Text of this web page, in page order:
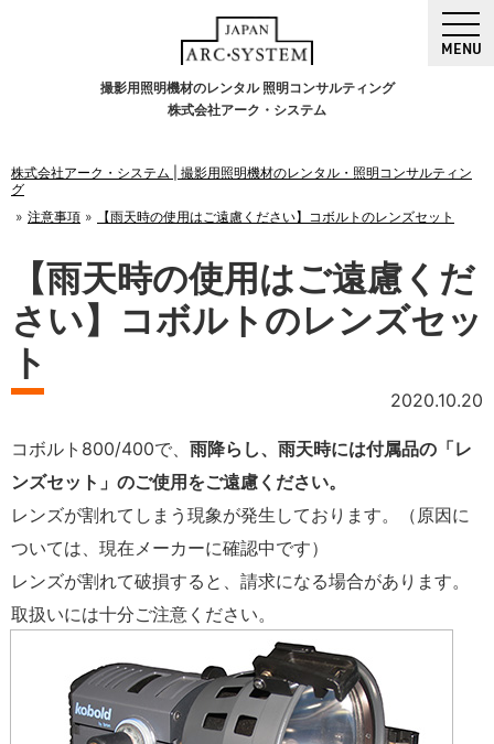
撮影用照明機材のレンタル 照明コンサルティング
株式会社アーク・システム
MENU
株式会社アーク・システム | 撮影用照明機材のレンタル・照明コンサルティン
グ
注意事項
【雨天時の使用はご遠慮ください】コボルトのレンズセット
【雨天時の使用はご遠慮くだ
さい】コボルトのレンズセッ
ト
2020.10.20
コボルト800/400で、 雨降らし、雨天時には付属品の「レ
ンズセット」のご使用をご遠慮ください。
レンズが割れてしまう現象が発生しております。（原因に
ついては、現在メーカーに確認中です）
レンズが割れて破損すると、請求になる場合があります。
取扱いには十分ご注意ください。